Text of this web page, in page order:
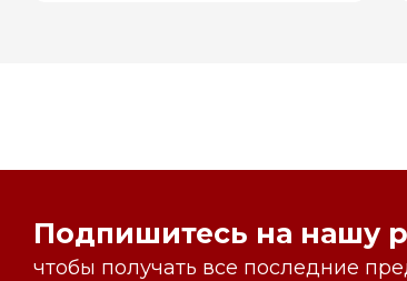
Подпишитесь на нашу
чтобы получать все последние